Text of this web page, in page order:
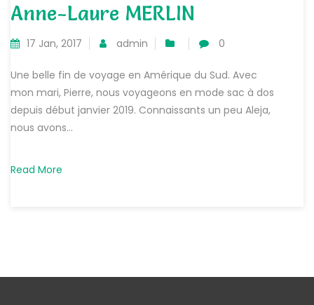
Anne-Laure MERLIN
17 Jan, 2017 admin 0
Une belle fin de voyage en Amérique du Sud. Avec
mon mari, Pierre, nous voyageons en mode sac à dos
depuis début janvier 2019. Connaissants un peu Aleja,
nous avons...
Read More